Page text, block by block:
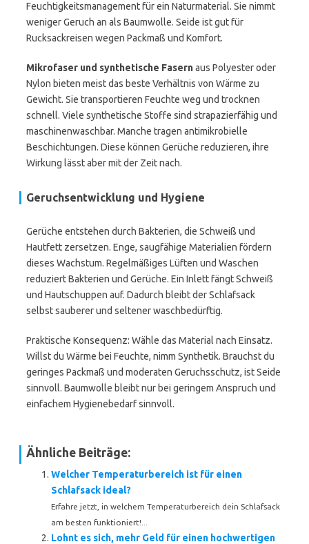
Feuchtigkeitsmanagement für ein Naturmaterial. Sie nimmt
weniger Geruch an als Baumwolle. Seide ist gut für
Rucksackreisen wegen Packmaß und Komfort.
Mikrofaser und synthetische Fasernaus Polyester oder
Nylon bieten meist das beste Verhältnis von Wärme zu
Gewicht. Sie transportieren Feuchte weg und trocknen
schnell. Viele synthetische Stoffe sind strapazierfähig und
maschinenwaschbar. Manche tragen antimikrobielle
Beschichtungen. Diese können Gerüche reduzieren, ihre
Wirkung lässt aber mit der Zeit nach.
Geruchsentwicklung und Hygiene
Gerüche entstehen durch Bakterien, die Schweiß und
Hautfett zersetzen. Enge, saugfähige Materialien fördern
dieses Wachstum. Regelmäßiges Lüften und Waschen
reduziert Bakterien und Gerüche. Ein Inlett fängt Schweiß
und Hautschuppen auf. Dadurch bleibt der Schlafsack
selbst sauberer und seltener waschbedürftig.
Praktische Konsequenz: Wähle das Material nach Einsatz.
Willst du Wärme bei Feuchte, nimm Synthetik. Brauchst du
geringes Packmaß und moderaten Geruchsschutz, ist Seide
sinnvoll. Baumwolle bleibt nur bei geringem Anspruch und
einfachem Hygienebedarf sinnvoll.
Ähnliche Beiträge:
Welcher Temperaturbereich ist für einen
Schlafsack ideal?
Erfahre jetzt, in welchem Temperaturbereich dein Schlafsack
am besten funktioniert!...
Lohnt es sich, mehr Geld für einen hochwertigen